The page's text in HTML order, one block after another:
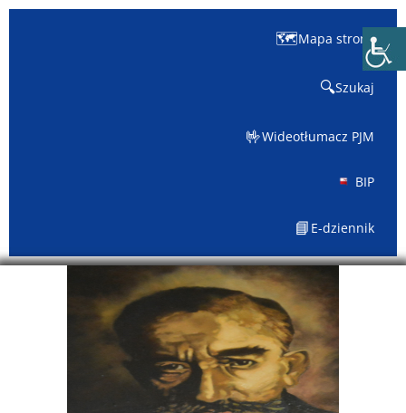
🗺️Mapa strony
🔍Szukaj
🤟Wideotłumacz PJM
BIP
📘 E-dziennik